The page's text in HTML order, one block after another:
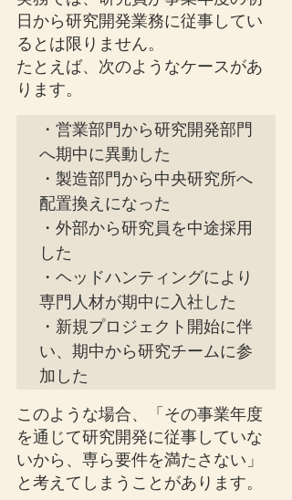
日から研究開発業務に従事してい
るとは限りません。
たとえば、次のようなケースがあ
ります。
・営業部門から研究開発部門
へ期中に異動した
・製造部門から中央研究所へ
配置換えになった
・外部から研究員を中途採用
した
・ヘッドハンティングにより
専門人材が期中に入社した
・新規プロジェクト開始に伴
い、期中から研究チームに参
加した
このような場合、「その事業年度
を通じて研究開発に従事していな
いから、専ら要件を満たさない」
と考えてしまうことがあります。